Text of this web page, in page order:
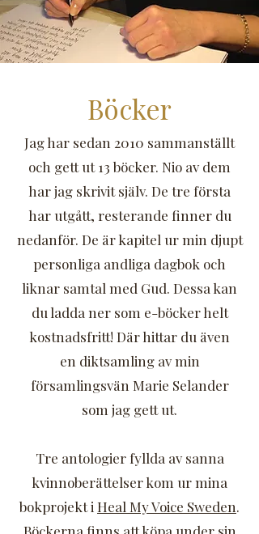
Böcker
Jag har sedan 2010 sammanställt
och gett ut 13 böcker. Nio av dem
har jag skrivit själv. De tre första
har utgått, resterande finner du
nedanför. De är kapitel ur min djupt
personliga andliga dagbok och
liknar samtal med Gud. Dessa kan
du ladda ner som e-böcker helt
kostnadsfritt! Där hittar du även
en diktsamling av min
församlingsvän Marie Selander
som jag gett ut.
Tre antologier fyllda av sanna
kvinnoberättelser kom ur mina
bokprojekt i Heal My Voice Sweden.